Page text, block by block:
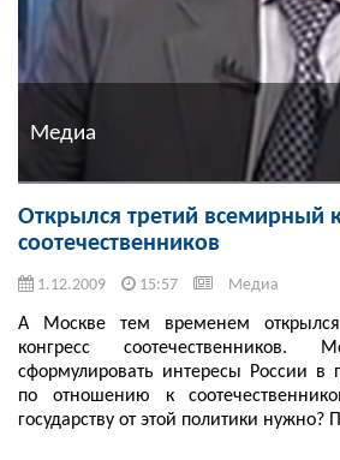
Медиа
Открылся третий всемирный
соотечественников
1.12.2009 15:57 Медиа
А Москве тем временем
конгресс
сформулировать интересы России в
по отношению к
государству от этой политики нужно?